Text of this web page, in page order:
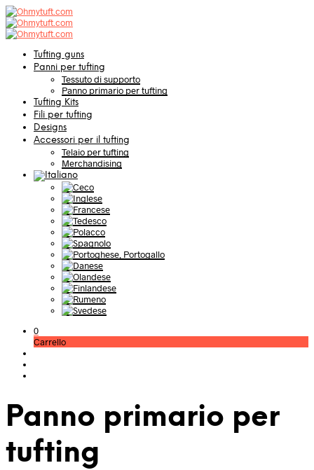
Tufting guns
Panni per tufting
Tessuto di supporto
Panno primario per tufting
Tufting Kits
Fili per tufting
Designs
Accessori per il tufting
Telaio per tufting
Merchandising
0
Carrello
Panno primario per
tufting